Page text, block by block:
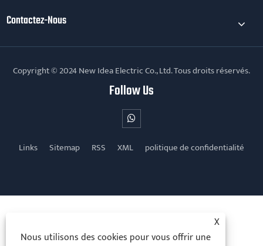
Contactez-Nous
Copyright © 2024 New Idea Electric Co., Ltd. Tous droits réservés.
Follow Us
Links Sitemap RSS XML politique de confidentialité
X
Nous utilisons des cookies pour vous offrir une